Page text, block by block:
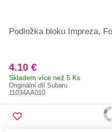
Podložka bloku Impreza,
4.10 €
Skladem více než 5 Ks
Originální díl Subaru
11034AA010